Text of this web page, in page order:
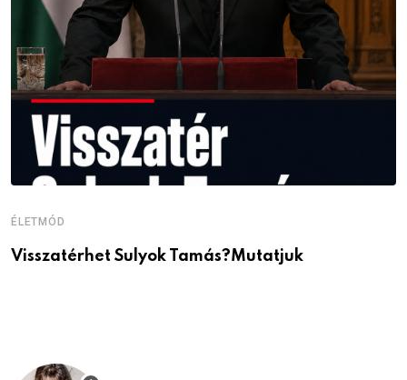
ÉLETMÓD
Visszatérhet Sulyok Tamás?Mutatjuk